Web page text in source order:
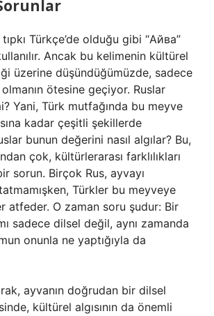
tıpkı Türkçe’de olduğu gibi “Айва”
Ancak bu kelimenin kültürel
üzerine düşündüğümüzde, sadece
ötesine geçiyor. Ruslar
Yani, Türk mutfağında bu meyve
kadar çeşitli şekillerde
bunun değerini nasıl algılar? Bu,
çok, kültürlerarası farklılıkları
sorun. Birçok Rus, ayvayı
Türkler bu meyveye
atfeder. O zaman soru şudur: Bir
sadece dilsel değil, aynı zamanda
onunla ne yaptığıyla da
ayvanın doğrudan bir dilsel
kültürel algısının da önemli